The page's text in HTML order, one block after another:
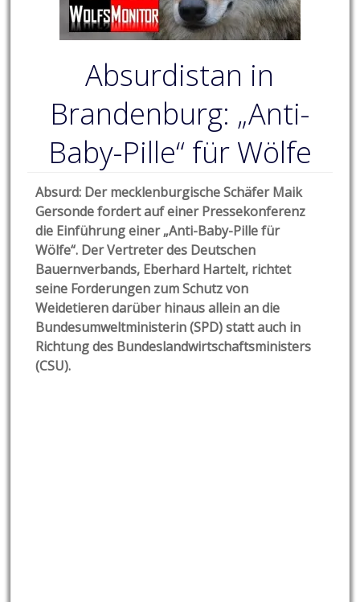
Absurdistan in
Brandenburg: „Anti-
Baby-Pille“ für Wölfe
Absurd: Der mecklenburgische Schäfer Maik
Gersonde fordert auf einer Pressekonferenz
die Einführung einer „Anti-Baby-Pille für
Wölfe“. Der Vertreter des Deutschen
Bauernverbands, Eberhard Hartelt, richtet
seine Forderungen zum Schutz von
Weidetieren darüber hinaus allein an die
Bundesumweltministerin (SPD) statt auch in
Richtung des Bundeslandwirtschaftsministers
(CSU).